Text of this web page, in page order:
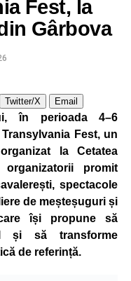
Fest, la
Gârbova
Twitter/X Email
în perioada 4–6
Fest, un
la Cetatea
promit
spectacole
de meșteșuguri și
își propune să
și să transforme
de referință.